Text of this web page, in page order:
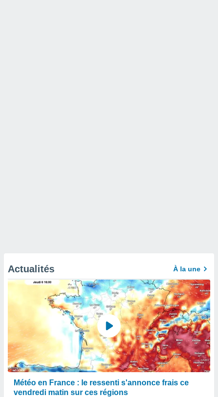
Actualités À la une
Météo en France : le ressenti s'annonce frais ce
vendredi matin sur ces régions